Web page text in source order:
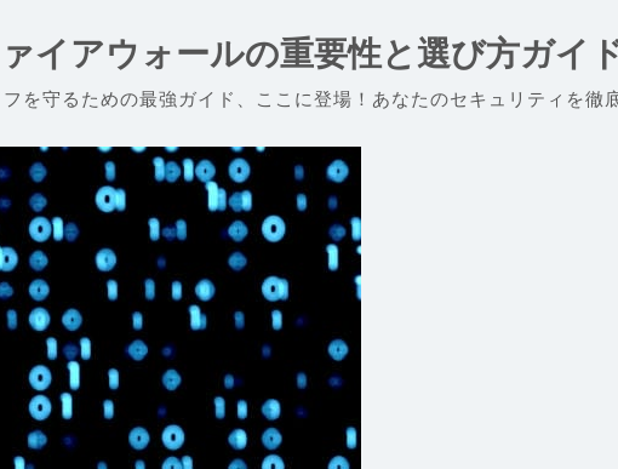
イアウォールの重要性と選び方ガイ
を守るための最強ガイド、ここに登場！あなたのセキュリティを徹